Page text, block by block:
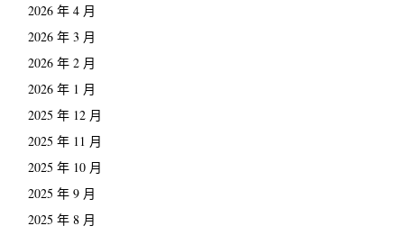
2026 年 4 月
2026 年 3 月
2026 年 2 月
2026 年 1 月
2025 年 12 月
2025 年 11 月
2025 年 10 月
2025 年 9 月
2025 年 8 月